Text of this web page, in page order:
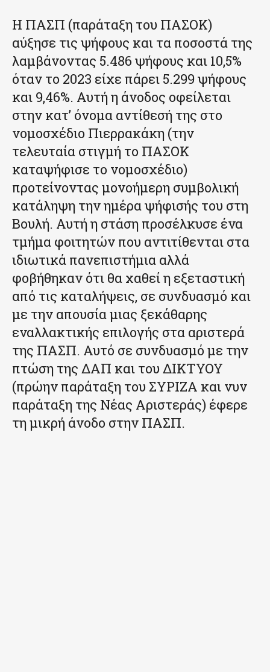
Η ΠΑΣΠ (παράταξη του ΠΑΣΟΚ)
αύξησε τις ψήφους και τα ποσοστά της
λαμβάνοντας 5.486 ψήφους και 10,5%
όταν το 2023 είχε πάρει 5.299 ψήφους
και 9,46%. Αυτή η άνοδος οφείλεται
στην κατ’ όνομα αντίθεσή της στο
νομοσχέδιο Πιερρακάκη (την
τελευταία στιγμή το ΠΑΣΟΚ
καταψήφισε το νομοσχέδιο)
προτείνοντας μονοήμερη συμβολική
κατάληψη την ημέρα ψήφισής του στη
Βουλή. Αυτή η στάση προσέλκυσε ένα
τμήμα φοιτητών που αντιτίθενται στα
ιδιωτικά πανεπιστήμια αλλά
φοβήθηκαν ότι θα χαθεί η εξεταστική
από τις καταλήψεις, σε συνδυασμό και
με την απουσία μιας ξεκάθαρης
εναλλακτικής επιλογής στα αριστερά
της ΠΑΣΠ. Αυτό σε συνδυασμό με την
πτώση της ΔΑΠ και του ΔΙΚΤΥΟΥ
(πρώην παράταξη του ΣΥΡΙΖΑ και νυν
παράταξη της Νέας Αριστεράς) έφερε
τη μικρή άνοδο στην ΠΑΣΠ.